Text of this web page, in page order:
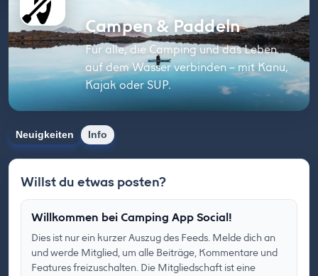
Campen & Paddeln
Für alle, die Camping und das Leben
auf dem Wasser verbinden – mit Kanu,
Kajak oder SUP.
Neuigkeiten Info
Willst du etwas posten?
Willkommen bei Camping App Social!
Dies ist nur ein kurzer Auszug des Feeds. Melde dich an
und werde Mitglied, um alle Beiträge, Kommentare und
Features freizuschalten. Die Mitgliedschaft ist eine